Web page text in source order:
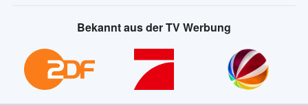
Bekannt aus der TV Werbung